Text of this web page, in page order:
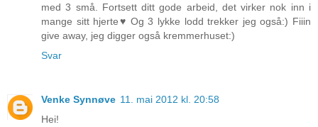
med 3 små. Fortsett ditt gode arbeid, det virker nok inn i
mange sitt hjerte♥ Og 3 lykke lodd trekker jeg også:) Fiiin
give away, jeg digger også kremmerhuset:)
Svar
Venke Synnøve 11. mai 2012 kl. 20:58
Hei!